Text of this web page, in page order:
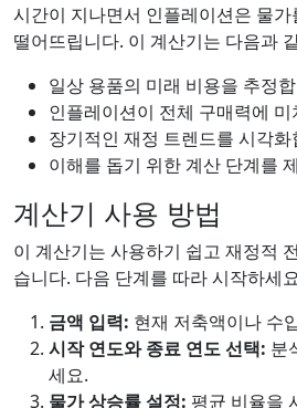
시간이 지나면서 인플레이션은 물
떨어뜨립니다. 이 계산기는 다음과
일상 용품의 미래 비용을 추정
인플레이션이 전체 구매력에
장기적인 재정 트렌드를 시각화
이해를 돕기 위한 계산 단계를
계산기 사용 방법
이 계산기는 사용하기 쉽고 재정적
습니다. 다음 단계를 따라 시작하세
금액 입력: 현재 저축액이나 수
시작 연도와 종료 연도 선택: 분
세요.
물가 상승률 설정: 평균 비율을